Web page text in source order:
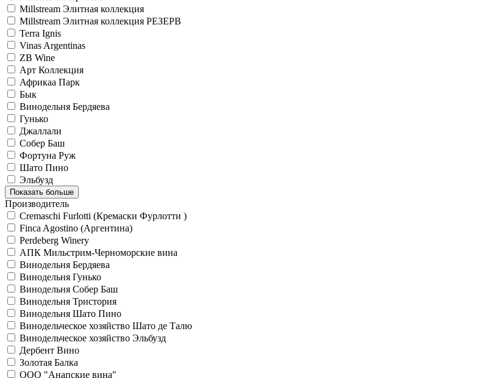
Millstream Элитная коллекция
Millstream Элитная коллекция РЕЗЕРВ
Terra Ignis
Vinas Argentinas
ZB Wine
Арт Коллекция
Африкаа Парк
Бык
Винодельня Бердяева
Гунько
Джаллали
Собер Баш
Фортуна Руж
Шато Пино
Эльбузд
Показать больше
Производитель
Cremaschi Furlotti (Кремаски Фурлотти )
Finca Agostino (Аргентина)
Perdeberg Winery
АПК Мильстрим-Черноморские вина
Винодельня Бердяева
Винодельня Гунько
Винодельня Собер Баш
Винодельня Тристория
Винодельня Шато Пино
Винодельческое хозяйство Шато де Талю
Винодельческое хозяйство Эльбузд
Дербент Вино
Золотая Балка
ООО "Анапские вина"